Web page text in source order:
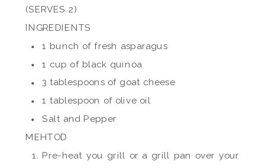
(SERVES 2)
INGREDIENTS
1 bunch of fresh asparagus
1 cup of black quinoa
3 tablespoons of goat cheese
1 tablespoon of olive oil
Salt and Pepper
MEHTOD
Pre-heat you grill or a grill pan over your